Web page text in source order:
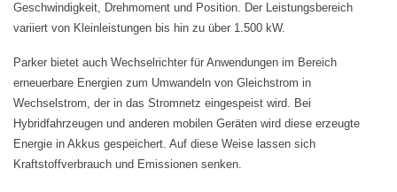
Geschwindigkeit, Drehmoment und Position. Der Leistungsbereich
variiert von Kleinleistungen bis hin zu über 1.500 kW.
Parker bietet auch Wechselrichter für Anwendungen im Bereich
erneuerbare Energien zum Umwandeln von Gleichstrom in
Wechselstrom, der in das Stromnetz eingespeist wird. Bei
Hybridfahrzeugen und anderen mobilen Geräten wird diese erzeugte
Energie in Akkus gespeichert. Auf diese Weise lassen sich
Kraftstoffverbrauch und Emissionen senken.